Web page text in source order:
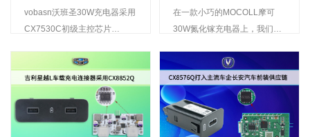
电，也可以用它来给平板电
脑、笔记本等USB设备充电。
为应客户方案需求，今天在这
里给大家奉上一款适用于电动
&amp;amp;amp;amp;amp;amp;amp;amp;amp;amp;amp;amp;amp;lt;br/
我们都知道电动车电瓶的电压
C方案主要特性：<br/>1 、 输
入电压范围
入待机功耗低于 65mW
@230VAC<br/>3 、 输出 C 口
...
vobasn沃班圣30W充电器采用
CX7530C初级主控芯片
颗芯片内部均集成开关管，外
围元件精简、是市面上不可多
得的一款高性价比大功率PD快
充方案。
在一款小巧的MOCOLL摩可
30W氮化镓充电器上，我们可
CX7170Q外驱GaN芯片、同
步整流控制器采用了
CX7601、搭配了CX010N06
同步整流MOS管等几颗元器件
构成了超精简外围、高性能